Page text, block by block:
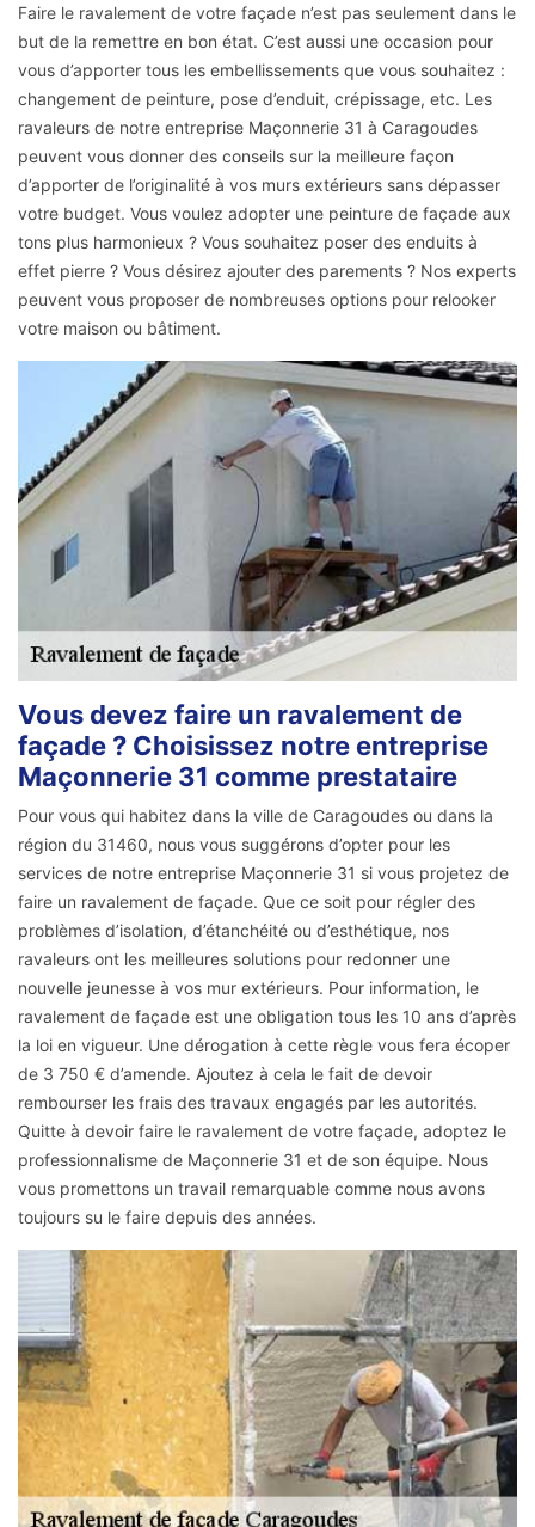
Faire le ravalement de votre façade n’est pas seulement dans le
but de la remettre en bon état. C’est aussi une occasion pour
vous d’apporter tous les embellissements que vous souhaitez :
changement de peinture, pose d’enduit, crépissage, etc. Les
ravaleurs de notre entreprise Maçonnerie 31 à Caragoudes
peuvent vous donner des conseils sur la meilleure façon
d’apporter de l’originalité à vos murs extérieurs sans dépasser
votre budget. Vous voulez adopter une peinture de façade aux
tons plus harmonieux ? Vous souhaitez poser des enduits à
effet pierre ? Vous désirez ajouter des parements ? Nos experts
peuvent vous proposer de nombreuses options pour relooker
votre maison ou bâtiment.
Vous devez faire un ravalement de
façade ? Choisissez notre entreprise
Maçonnerie 31 comme prestataire
Pour vous qui habitez dans la ville de Caragoudes ou dans la
région du 31460, nous vous suggérons d’opter pour les
services de notre entreprise Maçonnerie 31 si vous projetez de
faire un ravalement de façade. Que ce soit pour régler des
problèmes d’isolation, d’étanchéité ou d’esthétique, nos
ravaleurs ont les meilleures solutions pour redonner une
nouvelle jeunesse à vos mur extérieurs. Pour information, le
ravalement de façade est une obligation tous les 10 ans d’après
la loi en vigueur. Une dérogation à cette règle vous fera écoper
de 3 750 € d’amende. Ajoutez à cela le fait de devoir
rembourser les frais des travaux engagés par les autorités.
Quitte à devoir faire le ravalement de votre façade, adoptez le
professionnalisme de Maçonnerie 31 et de son équipe. Nous
vous promettons un travail remarquable comme nous avons
toujours su le faire depuis des années.